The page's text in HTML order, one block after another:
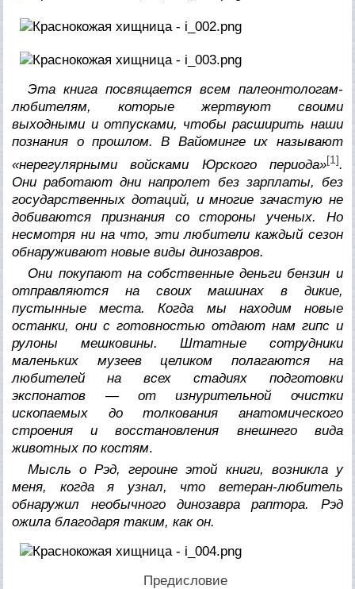
Эта книга посвящается всем палеонтологам-
любителям, которые жертвуют своими
выходными и отпусками, чтобы расширить наши
познания о прошлом. В Вайоминге их называют
«нерегулярными войсками Юрского периода»[1].
Они работают дни напролет без зарплаты, без
государственных дотаций, и многие зачастую не
добиваются признания со стороны ученых. Но
несмотря ни на что, эти любители каждый сезон
обнаруживают новые виды динозавров.
Они покупают на собственные деньги бензин и
отправляются на своих машинах в дикие,
пустынные места. Когда мы находим новые
останки, они с готовностью отдают нам гипс и
рулоны мешковины. Штатные сотрудники
маленьких музеев целиком полагаются на
любителей на всех стадиях подготовки
экспонатов — от изнурительной очистки
ископаемых до толкования анатомического
строения и восстановления внешнего вида
животных по костям.
Мысль о Рэд, героине этой книги, возникла у
меня, когда я узнал, что ветеран-любитель
обнаружил необычного динозавра раптора. Рэд
ожила благодаря таким, как он.
Предисловие